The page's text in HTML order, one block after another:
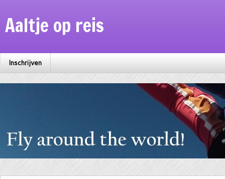
Aaltje op reis
Inschrijven